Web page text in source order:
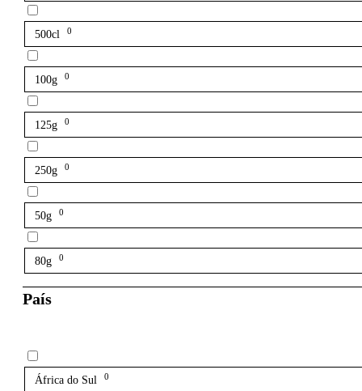
500cl 0
100g 0
125g 0
250g 0
50g 0
80g 0
País
África do Sul 0